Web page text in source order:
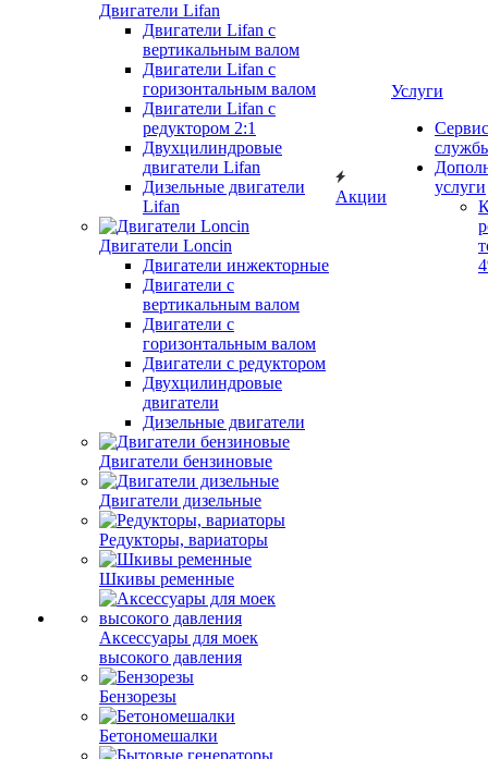
Двигатели Lifan
Двигатели Lifan с
вертикальным валом
Двигатели Lifan с
горизонтальным валом
Двигатели Lifan с
редуктором 2:1
Двухцилиндровые
двигатели Lifan
Дизельные двигатели
Lifan
Двигатели Loncin
Двигатели инжекторные
Двигатели с
вертикальным валом
Двигатели с
горизонтальным валом
Двигатели с редуктором
Двухцилиндровые
двигатели
Дизельные двигатели
Двигатели бензиновые
Двигатели дизельные
Редукторы, вариаторы
Шкивы ременные
Аксессуары для моек
высокого давления
Бензорезы
Бетономешалки
Акции
Услуги
услуги